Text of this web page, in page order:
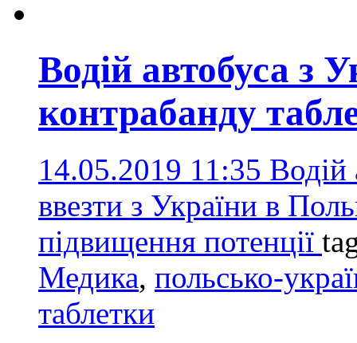
Водій автобуса з
контрабанду
14.05.2019 11:35 Водій
ввезти з України в
підвищення потенції
Медика, польсько-
таблетки